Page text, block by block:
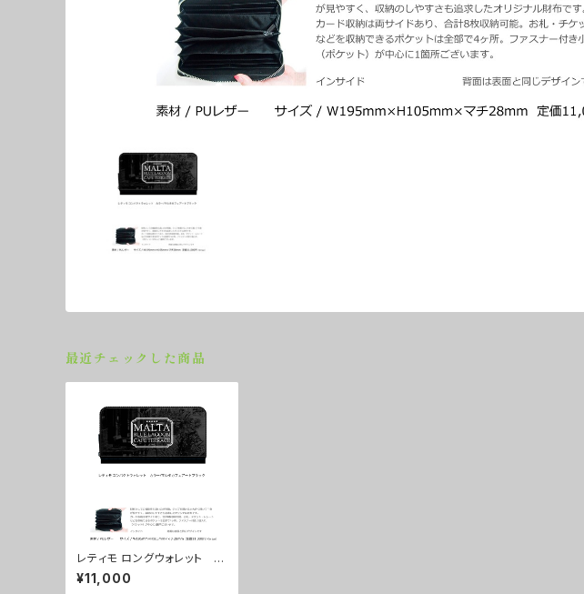
最近チェックした商品
レティモ ロングウォレット カ
ラー/マルタカフェアートブラッ
ク ■配送まで３週間
¥11,000